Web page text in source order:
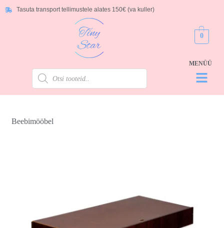
Tasuta transport tellimustele alates 150€ (va kuller)
0
Beebimööbel